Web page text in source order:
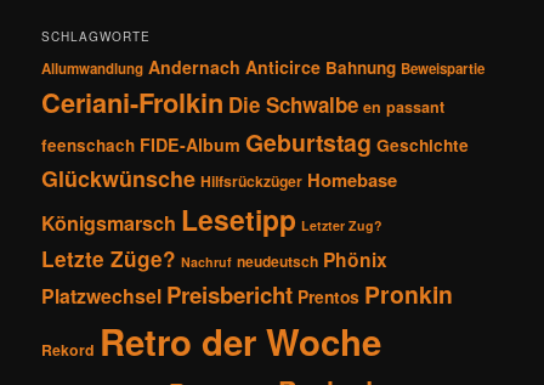
SCHLAGWORTE
Allumwandlung Andernach Anticirce Bahnung Beweispartie
Ceriani-Frolkin Die Schwalbe en passant
feenschach FIDE-Album Geburtstag Geschichte
Glückwünsche Hilfsrückzüger Homebase
Königsmarsch Lesetipp Letzter Zug?
Letzte Züge? Nachruf neudeutsch Phönix
Platzwechsel Preisbericht Prentos Pronkin
Rekord Retro der Woche